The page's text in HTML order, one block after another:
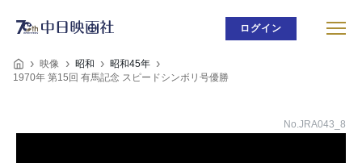
ログイン
映像 昭和
昭和45年
1970年 第15回 有馬記念 スピードシンボリ号優勝
No.JRA043_8